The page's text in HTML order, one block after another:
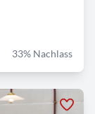
33% Nachlass